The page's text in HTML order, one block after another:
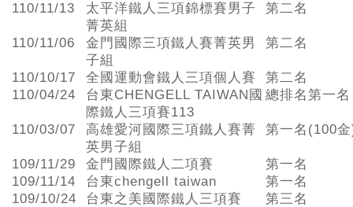
110/11/13
太平洋鐵人三項錦標賽男子
菁英組
第二名
110/11/06
金門國際三項鐵人賽菁英男
子組
第二名
110/10/17 全國運動會鐵人三項個人賽
第二名
110/04/24
台東CHENGELL TAIWAN國
際鐵人三項賽113
總排名第一名
110/03/07
高雄愛河國際三項鐵人賽菁
英男子組
第一名(100
109/11/29 金門國際鐵人二項賽
第一名
109/11/14
台東chengell taiwan
第一名
109/10/24
台東之美國際鐵人三項賽
第三名